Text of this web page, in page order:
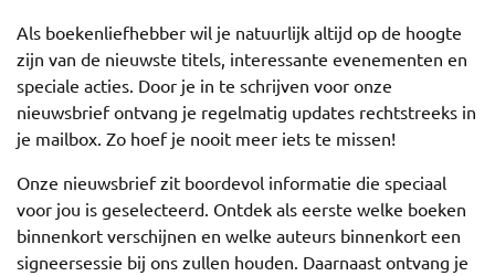
Als boekenliefhebber wil je natuurlijk altijd op de hoogte
zijn van de nieuwste titels, interessante evenementen en
speciale acties. Door je in te schrijven voor onze
nieuwsbrief ontvang je regelmatig updates rechtstreeks in
je mailbox. Zo hoef je nooit meer iets te missen!
Onze nieuwsbrief zit boordevol informatie die speciaal
voor jou is geselecteerd. Ontdek als eerste welke boeken
binnenkort verschijnen en welke auteurs binnenkort een
signeersessie bij ons zullen houden. Daarnaast ontvang je